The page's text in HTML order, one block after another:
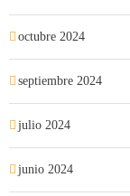
octubre 2024
septiembre 2024
julio 2024
junio 2024